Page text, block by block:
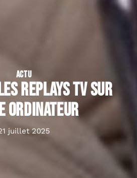
ACTU
replays TV sur
ordinateur
juillet 2025